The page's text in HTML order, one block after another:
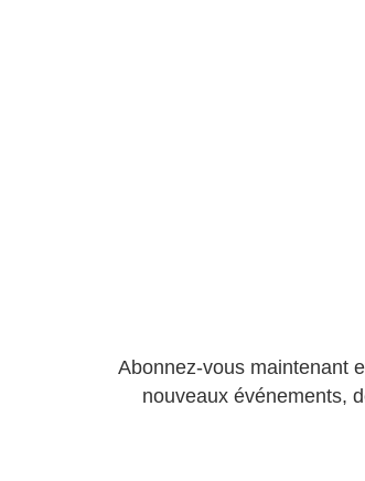
Abonnez-vous maintenant
nouveaux événements,